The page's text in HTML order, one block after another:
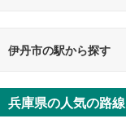
伊丹市の駅から探す
兵庫県の人気の路